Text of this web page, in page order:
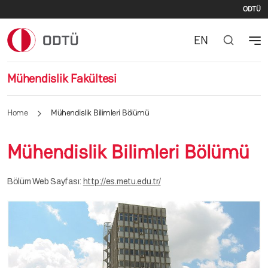
ODTÜ
Mühendislik Fakültesi
EN
Home Mühendislik Bilimleri Bölümü
Mühendislik Bilimleri Bölümü
Bölüm Web Sayfası: http://es.metu.edu.tr/